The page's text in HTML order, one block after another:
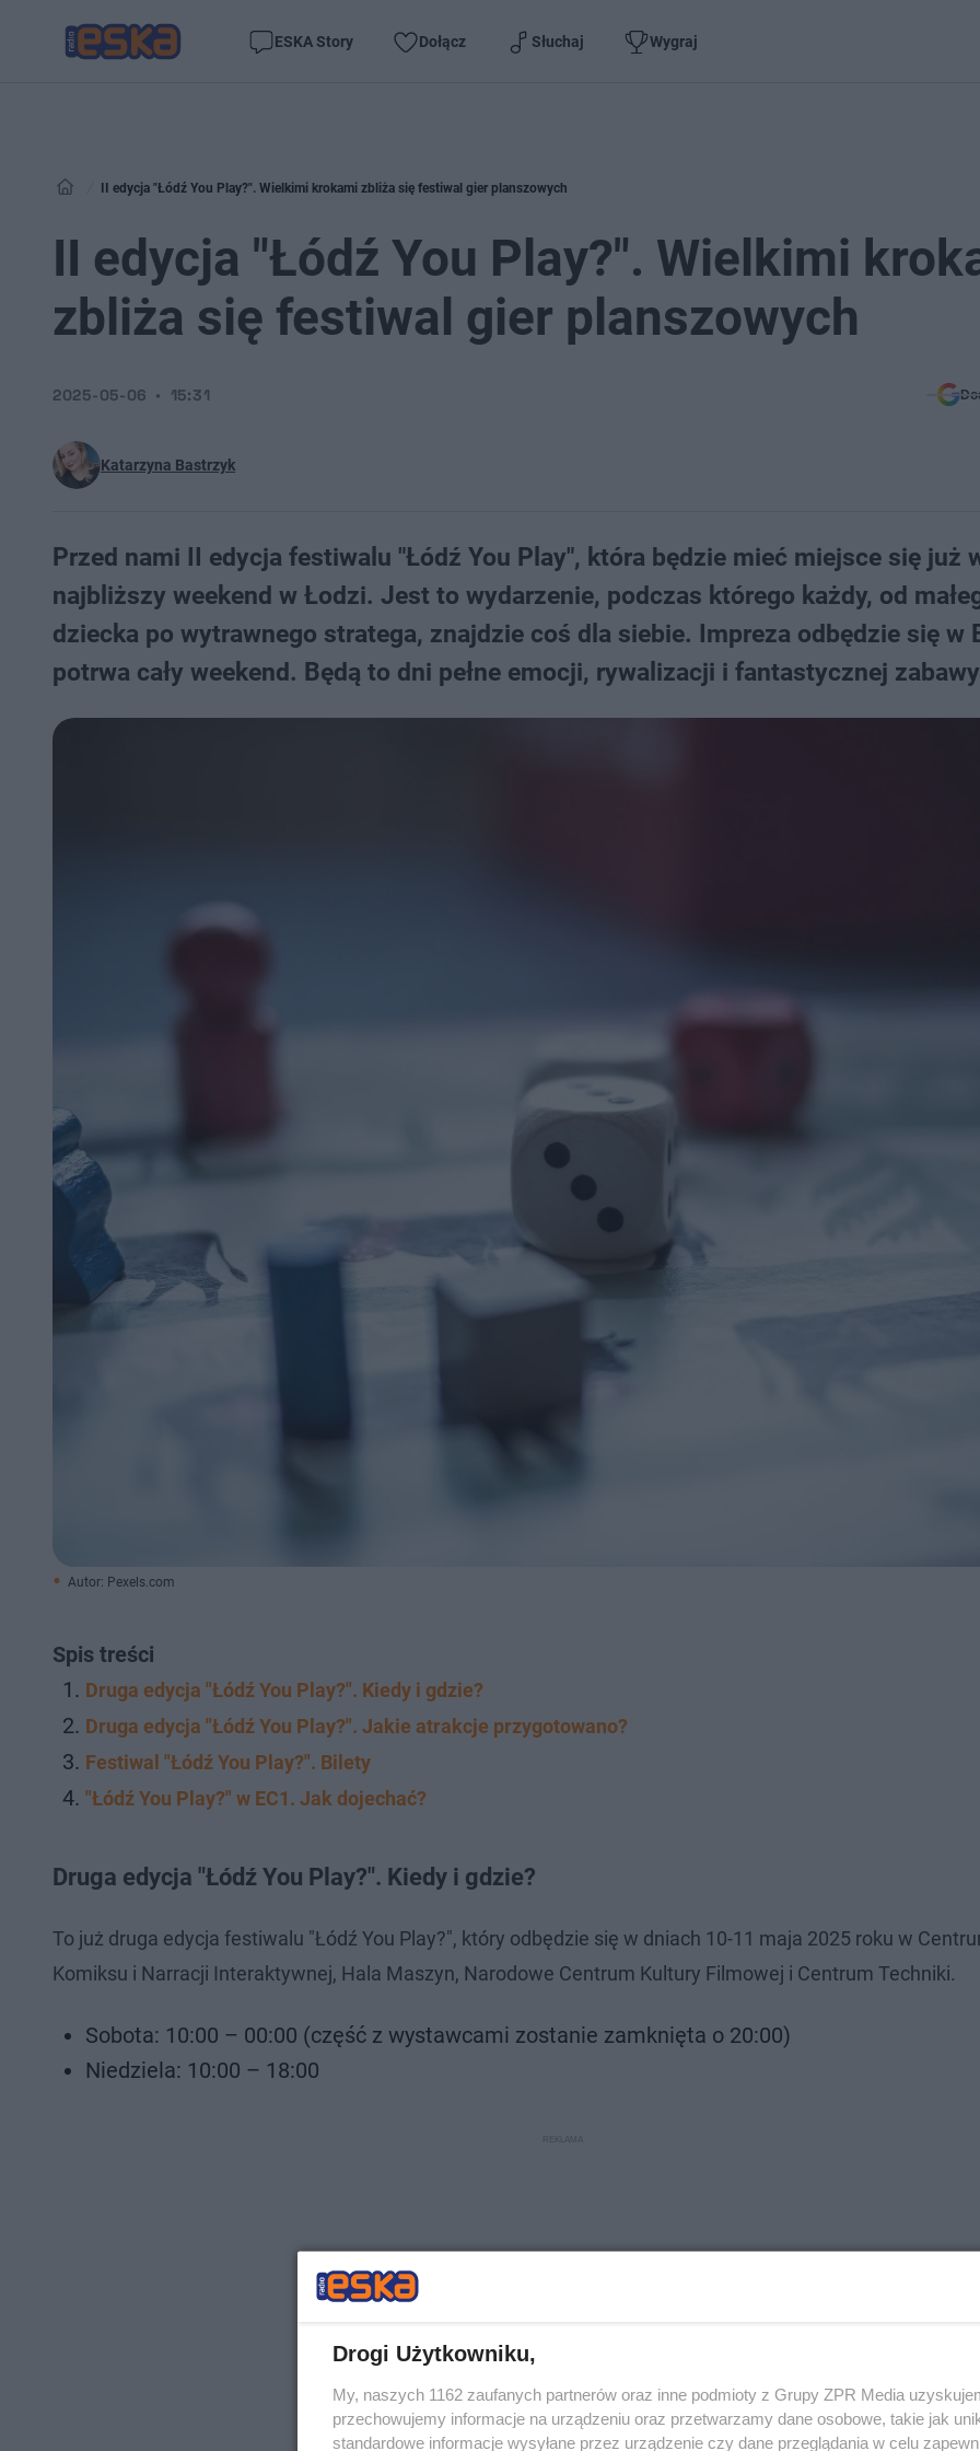
ESKA Story Dołącz Słuchaj Wygraj
II edycja "Łódź You Play?". Wielkimi krokami zbliża się festiwal gier planszowych
II edycja "Łódź You Play?". Wielkimi
zbliża się festiwal gier planszowych
Katarzyna Bastrzyk
2025-05-06 15:31
Przed nami II edycja festiwalu "Łódź You Play", która będzie mieć miejsce się już
najbliższy weekend w Łodzi. Jest to wydarzenie, podczas którego każdy, od
dziecka po wytrawnego stratega, znajdzie coś dla siebie. Impreza odbędzie się w
potrwa cały weekend. Będą to dni pełne emocji, rywalizacji i fantastycznej
Autor: Pexels.com
Spis treści
Druga edycja "Łódź You Play?". Kiedy i gdzie?
Druga edycja "Łódź You Play?". Jakie atrakcje przygotowano?
Festiwal "Łódź You Play?". Bilety
"Łódź You Play?" w EC1. Jak dojechać?
Druga edycja "Łódź You Play?". Kiedy i gdzie?
To już druga edycja festiwalu "Łódź You Play?", który odbędzie się w dniach 10-11 maja 2025 roku w
Komiksu i Narracji Interaktywnej, Hala Maszyn, Narodowe Centrum Kultury Filmowej i Centrum Techniki.
Sobota: 10:00 – 00:00 (część z wystawcami zostanie zamknięta o 20:00)
Niedziela: 10:00 – 18:00
Drogi Użytkowniku,
My, naszych 1162 zaufanych partnerów oraz inne podmioty z Grupy ZPR Media
przechowujemy informacje na urządzeniu oraz przetwarzamy dane osobowe, takie jak
standardowe informacje wysyłane przez urządzenie czy dane przeglądania w celu